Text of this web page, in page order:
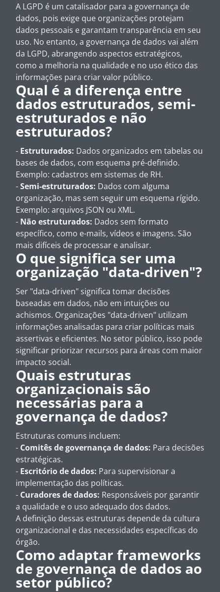
A LGPD é um catalisador para a governança de
dados, pois exige que organizações protejam
dados pessoais e garantam transparência em seu
uso. No entanto, a governança de dados vai além
da LGPD, abrangendo aspectos estratégicos,
como a melhoria na qualidade e no uso ético das
informações para criar valor público.
Qual é a diferença entre
dados estruturados, semi-
estruturados e não
estruturados?
- Estruturados: Dados organizados em tabelas ou
bases de dados, com esquema pré-definido.
Exemplo: cadastros em sistemas de RH.
-Semi-estruturados: Dados com alguma
organização, mas sem seguir um esquema rígido.
Exemplo: arquivos JSON ou XML.
- Não estruturados: Dados sem formato
específico, como e-mails, vídeos e imagens. São
mais difíceis de processar e analisar.
O que significa ser uma
organização "data-driven"?
Ser "data-driven" significa tomar decisões
baseadas em dados, não em intuições ou
achismos. Organizações "data-driven" utilizam
informações analisadas para criar políticas mais
assertivas e eficientes. No setor público, isso pode
significar priorizar recursos para áreas com maior
impacto social.
Quais estruturas
organizacionais são
necessárias para a
governança de dados?
Estruturas comuns incluem:
- Comitês de governança de dados: Para decisões
estratégicas.
- Escritório de dados: Para supervisionar a
implementação das políticas.
- Curadores de dados: Responsáveis por garantir
a qualidade e o uso adequado dos dados.
A definição dessas estruturas depende da cultura
organizacional e das necessidades específicas do
órgão.
Como adaptar frameworks
de governança de dados ao
setor público?